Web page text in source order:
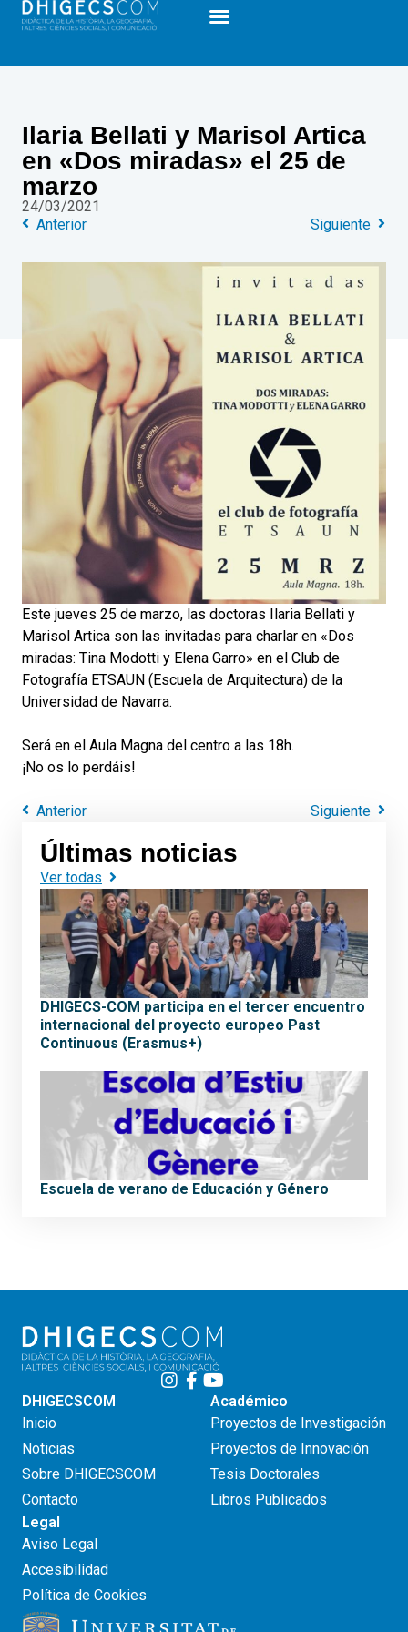
Ilaria Bellati y Marisol Artica
en «Dos miradas» el 25 de
marzo
24/03/2021
Anterior
Siguiente
Este jueves 25 de marzo, las doctoras Ilaria Bellati y
Marisol Artica son las invitadas para charlar en «Dos
miradas: Tina Modotti y Elena Garro» en el Club de
Fotografía ETSAUN (Escuela de Arquitectura) de la
Universidad de Navarra.
Será en el Aula Magna del centro a las 18h.
¡No os lo perdáis!
Anterior Siguiente
Últimas noticias
Ver todas
DHIGECS-COM participa en el tercer encuentro
internacional del proyecto europeo Past
Continuous (Erasmus+)
Escuela de verano de Educación y Género
DHIGECSCOM
Inicio
Noticias
Sobre DHIGECSCOM
Contacto
Académico
Proyectos de Investigación
Proyectos de Innovación
Tesis Doctorales
Libros Publicados
Legal
Aviso Legal
Accesibilidad
Política de Cookies